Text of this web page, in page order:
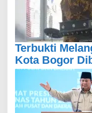
Terbukti
Kota Bogor